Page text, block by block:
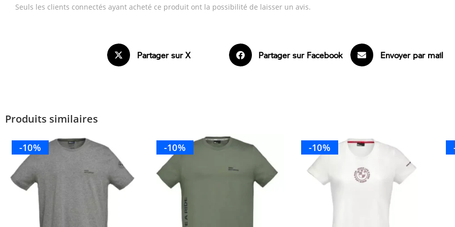
Seuls les clients connectés ayant acheté ce produit ont la possibilité de laisser un avis.
Partager sur X Partager sur Facebook Envoyer par mail
Produits similaires
-10% -10% -10%